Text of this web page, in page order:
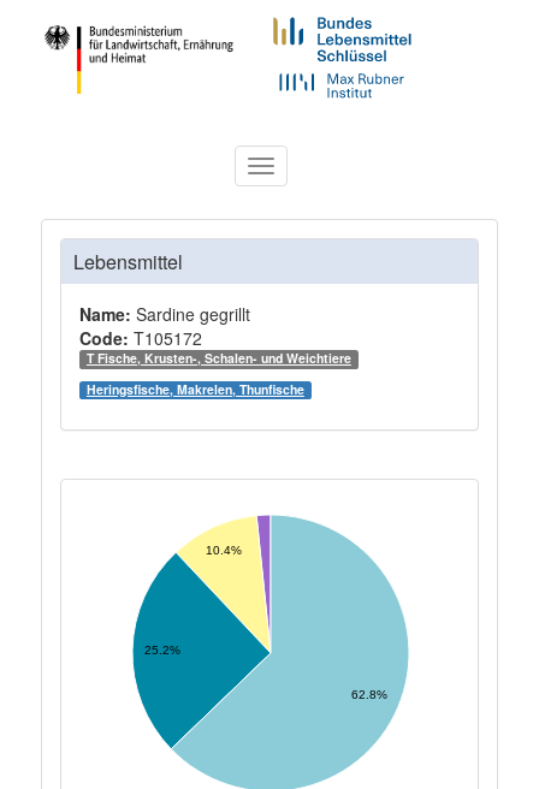
Toggle
navigation
Lebensmittel
Name: Sardine gegrillt
Code: T105172
T Fische, Krusten-, Schalen- und Weichtiere
Heringsfische, Makrelen, Thunfische
10.4%
25.2%
62.8%